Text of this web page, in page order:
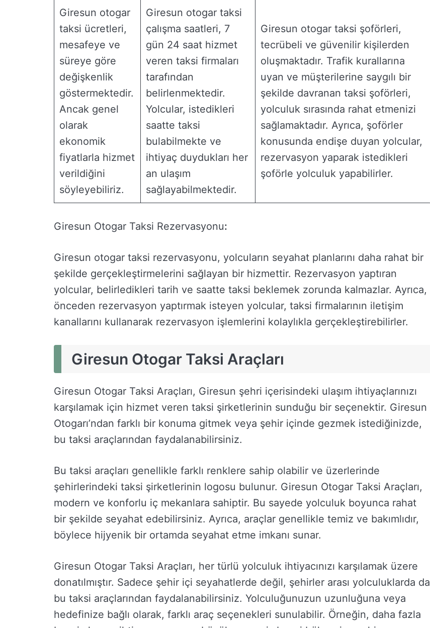
Giresun otogar
taksi ücretleri,
mesafeye ve
süreye göre
değişkenlik
göstermektedir.
Ancak genel
olarak
ekonomik
fiyatlarla hizmet
verildiğini
söyleyebiliriz.
Giresun otogar taksi
çalışma saatleri, 7
gün 24 saat hizmet
veren taksi firmaları
tarafından
belirlenmektedir.
Yolcular, istedikleri
saatte taksi
bulabilmekte ve
ihtiyaç duydukları her
an ulaşım
sağlayabilmektedir.
Giresun otogar taksi şoförleri,
tecrübeli ve güvenilir kişilerden
oluşmaktadır. Trafik kurallarına
uyan ve müşterilerine saygılı bir
şekilde davranan taksi şoförleri,
yolculuk sırasında rahat etmenizi
sağlamaktadır. Ayrıca, şoförler
konusunda endişe duyan yolcular,
rezervasyon yaparak istedikleri
şoförle yolculuk yapabilirler.
Giresun Otogar Taksi Rezervasyonu:
Giresun otogar taksi rezervasyonu, yolcuların seyahat planlarını daha rahat bir
şekilde gerçekleştirmelerini sağlayan bir hizmettir. Rezervasyon yaptıran
yolcular, belirledikleri tarih ve saatte taksi beklemek zorunda kalmazlar. Ayrıca,
önceden rezervasyon yaptırmak isteyen yolcular, taksi firmalarının iletişim
kanallarını kullanarak rezervasyon işlemlerini kolaylıkla gerçekleştirebilirler.
Giresun Otogar Taksi Araçları
Giresun Otogar Taksi Araçları, Giresun şehri içerisindeki ulaşım ihtiyaçlarınızı
karşılamak için hizmet veren taksi şirketlerinin sunduğu bir seçenektir. Giresun
Otogarı’ndan farklı bir konuma gitmek veya şehir içinde gezmek istediğinizde,
bu taksi araçlarından faydalanabilirsiniz.
Bu taksi araçları genellikle farklı renklere sahip olabilir ve üzerlerinde
şehirlerindeki taksi şirketlerinin logosu bulunur. Giresun Otogar Taksi Araçları,
modern ve konforlu iç mekanlara sahiptir. Bu sayede yolculuk boyunca rahat
bir şekilde seyahat edebilirsiniz. Ayrıca, araçlar genellikle temiz ve bakımlıdır,
böylece hijyenik bir ortamda seyahat etme imkanı sunar.
Giresun Otogar Taksi Araçları, her türlü yolculuk ihtiyacınızı karşılamak üzere
donatılmıştır. Sadece şehir içi seyahatlerde değil, şehirler arası yolculuklarda da
bu taksi araçlarından faydalanabilirsiniz. Yolculuğunuzun uzunluğuna veya
hedefinize bağlı olarak, farklı araç seçenekleri sunulabilir. Örneğin, daha fazla